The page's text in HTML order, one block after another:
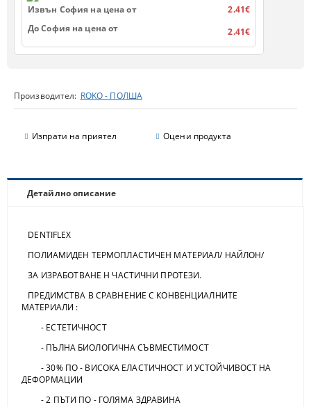
Производител: ROKO - ПОЛША
Изпрати на приятел Оцени продукта
Извън София на цена от
2.41€
До София на цена от
2.41€
Детайлно описание
DENTIFLEX
ПОЛИАМИДЕН ТЕРМОПЛАСТИЧЕН МАТЕРИАЛ/ НАЙЛОН/
ЗА ИЗРАБОТВАНЕ Н ЧАСТИЧНИ ПРОТЕЗИ.
ПРЕДИМСТВА В СРАВНЕНИЕ С КОНВЕНЦИАЛНИТЕ
МАТЕРИАЛИ :
- ЕСТЕТИЧНОСТ
- ПЪЛНА БИОЛОГИЧНА СЪВМЕСТИМОСТ
- 30% ПО - ВИСОКА ЕЛАСТИЧНОСТ И УСТОЙЧИВОСТ НА
ДЕФОРМАЦИИ
- 2 ПЪТИ ПО - ГОЛЯМА ЗДРАВИНА